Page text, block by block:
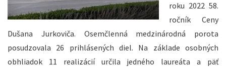
roku 2022 58.
ročník Ceny
Dušana Jurkoviča. Osemčlenná medzinárodná porota
posudzovala 26 prihlásených diel. Na základe osobných
obhliadok 11 realizácií určila jedného laureáta a päť